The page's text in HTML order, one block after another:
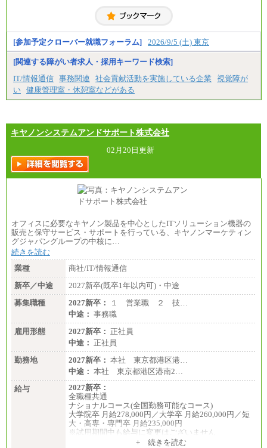
お伝えします。
[参加予定クローバー就職フォーラム] 2026/9/5 (土) 東京
[関連する障がい者求人・採用キーワード検索]
IT/情報通信 事務関連 社会貢献活動を実施している企業
視覚障が
い 健康管理室・休憩室などがある
キヤノンシステムアンドサポート株式会社
02月20日更新
オフィスに必要なキヤノン製品を中心としたITソリューション機器の
販売と保守サービス・サポートを行っている、キヤノンマーケティン
グジャパングループの中核に…
続きを読む
業種
商社/IT/情報通信
新卒／中途
2027新卒(既卒1年以内可)・中途
募集職種
2027新卒：
１ 営業職 ２ 技…
中途： 事務職
雇用形態
2027新卒： 正社員
中途： 正社員
勤務地
2027新卒： 本社 東京都港区港…
中途： 本社 東京都港区港南2…
給与
2027新卒：
全職種共通
ナショナルコース(全国勤務可能なコース)
大学院卒 月給278,000円／大学卒 月給260,000円／短
大・高専・専門卒 月給235,000円
※試用期間中も給与に変更はございません
+ 続きを読む